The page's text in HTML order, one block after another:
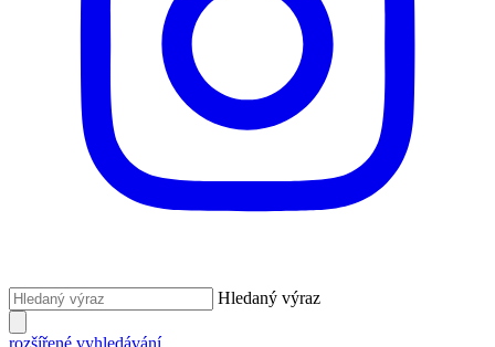
Hledaný výraz
rozšířené vyhledávání